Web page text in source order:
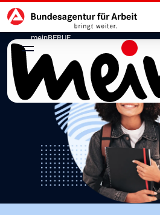
zu den Hauptinhalten springen
Hauptnavigation
meinBERUF